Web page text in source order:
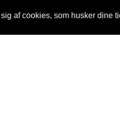
af cookies, som husker